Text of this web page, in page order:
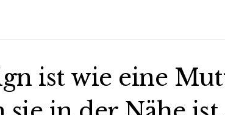
ist wie eine